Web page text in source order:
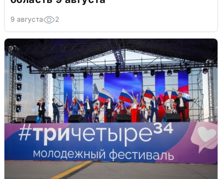
9 августа 2